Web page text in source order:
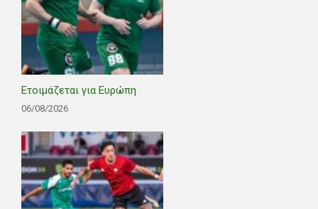
Ετοιμάζεται για Ευρώπη
06/08/2026